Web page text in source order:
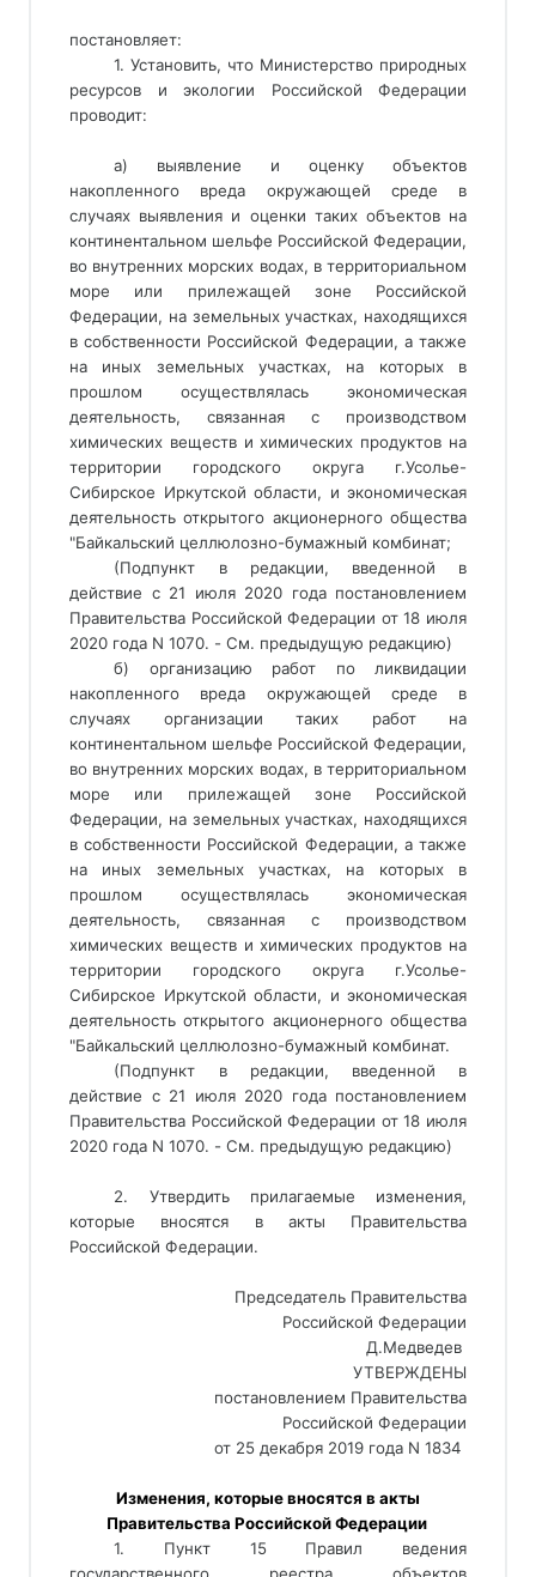
постановляет:
1. Установить, что Министерство природных
ресурсов и экологии Российской Федерации
проводит:
а) выявление и оценку объектов
накопленного вреда окружающей среде в
случаях выявления и оценки таких объектов на
континентальном шельфе Российской Федерации,
во внутренних морских водах, в территориальном
море или прилежащей зоне Российской
Федерации, на земельных участках, находящихся
в собственности Российской Федерации, а также
на иных земельных участках, на которых в
прошлом осуществлялась экономическая
деятельность, связанная с производством
химических веществ и химических продуктов на
территории городского округа г.Усолье-
Сибирское Иркутской области, и экономическая
деятельность открытого акционерного общества
"Байкальский целлюлозно-бумажный комбинат;
(Подпункт в редакции, введенной в
действие с 21 июля 2020 года постановлением
Правительства Российской Федерации от 18 июля
2020 года N 1070. - См. предыдущую редакцию)
б) организацию работ по ликвидации
накопленного вреда окружающей среде в
случаях организации таких работ на
континентальном шельфе Российской Федерации,
во внутренних морских водах, в территориальном
море или прилежащей зоне Российской
Федерации, на земельных участках, находящихся
в собственности Российской Федерации, а также
на иных земельных участках, на которых в
прошлом осуществлялась экономическая
деятельность, связанная с производством
химических веществ и химических продуктов на
территории городского округа г.Усолье-
Сибирское Иркутской области, и экономическая
деятельность открытого акционерного общества
"Байкальский целлюлозно-бумажный комбинат.
(Подпункт в редакции, введенной в
действие с 21 июля 2020 года постановлением
Правительства Российской Федерации от 18 июля
2020 года N 1070. - См. предыдущую редакцию)
2. Утвердить прилагаемые изменения,
которые вносятся в акты Правительства
Российской Федерации.
Председатель Правительства
Российской Федерации
Д.Медведев
УТВЕРЖДЕНЫ
постановлением Правительства
Российской Федерации
от 25 декабря 2019 года N 1834
Правительства Российской Федерации
1. Пункт 15 Правил ведения